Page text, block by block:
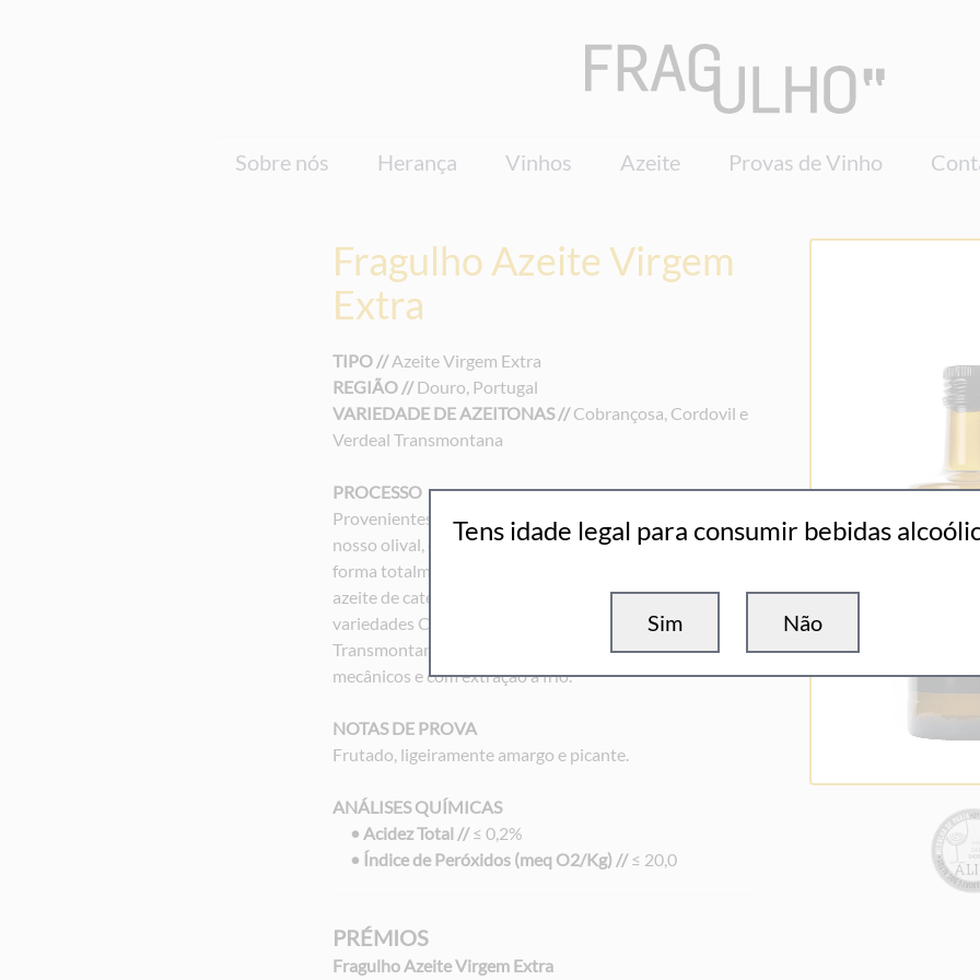
Sobre nós Herança Vinhos Azeite Provas de Vinho
Fragulho Azeite Virgem
Extra
TIPO //Azeite Virgem Extra
REGIÃO //Douro, Portugal
VARIEDADE DE AZEITONAS //Cobrançosa, Cordovil e
Verdeal Transmontana
PROCESSO
Provenientes de azeitonas colhidas manualmente no
nosso olival, onde oliveiras centenárias crescem de
forma totalmente natural, a ladear as nossas vinhas. Este
azeite de categoria superior, produzido a partir das
variedades Cobrançosa, Cordovil e Verdeal
Transmontana, é obtido unicamente por processos
mecânicos e com extração a frio.
NOTAS DE PROVA
Frutado, ligeiramente amargo e picante.
ANÁLISES QUÍMICAS
• Acidez Total //≤ 0,2%
• Índice de Peróxidos (meq O2/Kg) //≤ 20,0
PRÉMIOS
Fragulho Azeite Virgem Extra
Tens idade legal para consumir bebidas
Sim Não